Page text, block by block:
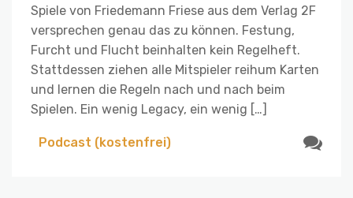
Spiele von Friedemann Friese aus dem Verlag 2F
versprechen genau das zu können. Festung,
Furcht und Flucht beinhalten kein Regelheft.
Stattdessen ziehen alle Mitspieler reihum Karten
und lernen die Regeln nach und nach beim
Spielen. Ein wenig Legacy, ein wenig […]
Podcast (kostenfrei)